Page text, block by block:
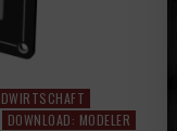
DOWNLOAD: MODELER